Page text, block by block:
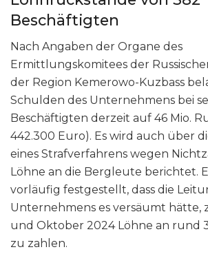
Beschäftigten
Nach Angaben der Organe des
Ermittlungskomitees der
der Region Kemerowo-Kuzbass
Schulden des Unternehmens bei
Beschäftigten derzeit auf 46 Mio.
442.300 Euro). Es wird auch über
eines Strafverfahrens wegen
Löhne an die Bergleute berichtet.
vorläufig festgestellt, dass die
Unternehmens es versäumt hätte,
und Oktober 2024 Löhne an rund
zu zahlen.